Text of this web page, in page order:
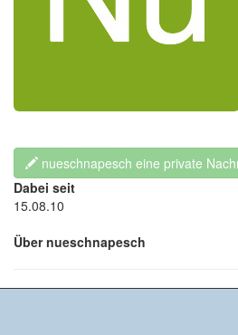
nueschnapesch eine private
Dabei seit
15.08.10
Über nueschnapesch